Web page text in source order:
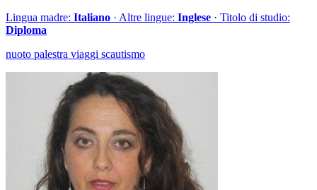
Lingua madre: Italiano · Altre lingue: Inglese · Titolo di studio:
Diploma
nuoto palestra viaggi scautismo